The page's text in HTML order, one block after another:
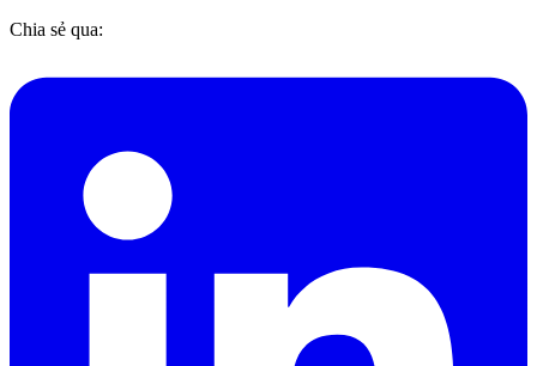
Chia sẻ qua: